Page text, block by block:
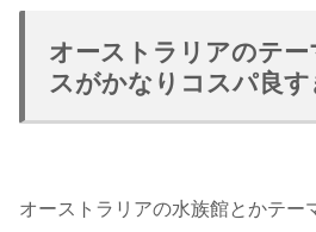
オーストラリアのテ
スがかなりコスパ良す
オーストラリアの水族館とかテー